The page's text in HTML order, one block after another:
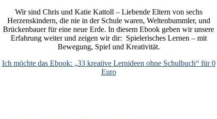
Wir sind Chris und Katie Kattoll – Liebende Eltern von sechs
Herzenskindern, die nie in der Schule waren, Weltenbummler, und
Brückenbauer für eine neue Erde. In diesem Ebook geben wir unsere
Erfahrung weiter und zeigen wir dir: Spielerisches Lernen – mit
Bewegung, Spiel und Kreativität.
Ich möchte das Ebook: „33 kreative Lernideen ohne Schulbuch“ für 0
Euro